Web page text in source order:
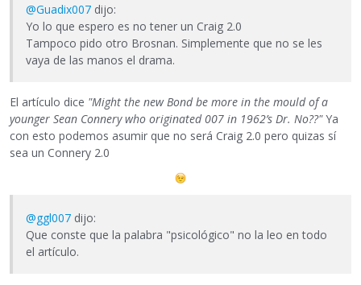
@Guadix007 dijo:
Yo lo que espero es no tener un Craig 2.0
Tampoco pido otro Brosnan. Simplemente que no se les
vaya de las manos el drama.
El artículo dice "Might the new Bond be more in the mould of a
younger Sean Connery who originated 007 in 1962’s Dr. No??"Ya
con esto podemos asumir que no será Craig 2.0 pero quizas sí
sea un Connery 2.0
@ggl007 dijo:
Que conste que la palabra "psicológico" no la leo en todo
el artículo.